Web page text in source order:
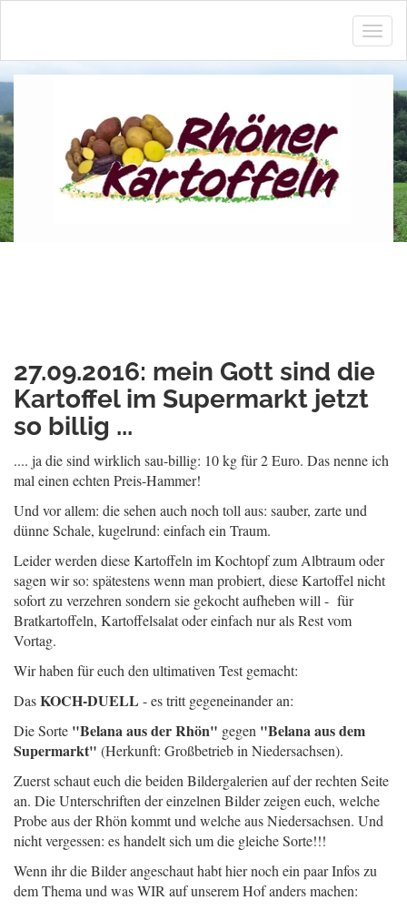
ein
und
27.09.2016: mein Gott sind die
Kartoffel im Supermarkt jetzt
so billig ...
.... ja die sind wirklich sau-billig: 10 kg für 2 Euro. Das nenne ich
mal einen echten Preis-Hammer!
Und vor allem: die sehen auch noch toll aus: sauber, zarte und
dünne Schale, kugelrund: einfach ein Traum.
Leider werden diese Kartoffeln im Kochtopf zum Albtraum oder
sagen wir so: spätestens wenn man probiert, diese Kartoffel nicht
sofort zu verzehren sondern sie gekocht aufheben will - für
Bratkartoffeln, Kartoffelsalat oder einfach nur als Rest vom
Vortag.
Wir haben für euch den ultimativen Test gemacht:
DasKOCH-DUELL - es tritt gegeneinander an:
Die Sorte "Belana aus der Rhön" gegen "Belana aus dem
Supermarkt" (Herkunft: Großbetrieb in Niedersachsen).
Zuerst schaut euch die beiden Bildergalerien auf der rechten Seite
an. Die Unterschriften der einzelnen Bilder zeigen euch, welche
Probe aus der Rhön kommt und welche aus Niedersachsen. Und
nicht vergessen: es handelt sich um die gleiche Sorte!!!
Wenn ihr die Bilder angeschaut habt hier noch ein paar Infos zu
dem Thema und was WIR auf unserem Hof anders machen: